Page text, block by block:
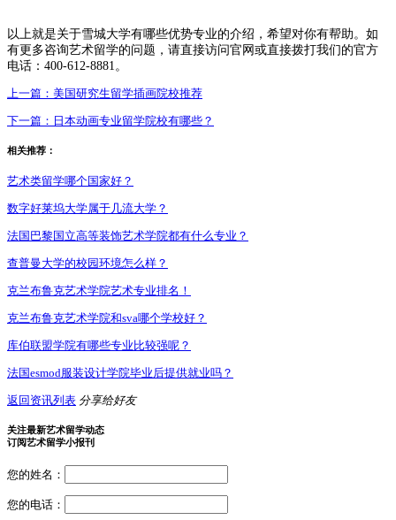
以上就是关于雪城大学有哪些优势专业的介绍，希望对你有帮助。如
有更多咨询艺术留学的问题，请直接访问官网或直接拨打我们的官方
电话：400-612-8881。
上一篇： 美国研究生留学插画院校推荐
下一篇： 日本动画专业留学院校有哪些？
相关推荐：
艺术类留学哪个国家好？
数字好莱坞大学属于几流大学？
法国巴黎国立高等装饰艺术学院都有什么专业？
查普曼大学的校园环境怎么样？
克兰布鲁克艺术学院艺术专业排名！
克兰布鲁克艺术学院和sva哪个学校好？
库伯联盟学院有哪些专业比较强呢？
法国esmod服装设计学院毕业后提供就业吗？
返回资讯列表 分享给好友
关注最新艺术留学动态
订阅艺术留学小报刊
您的姓名：
您的电话：